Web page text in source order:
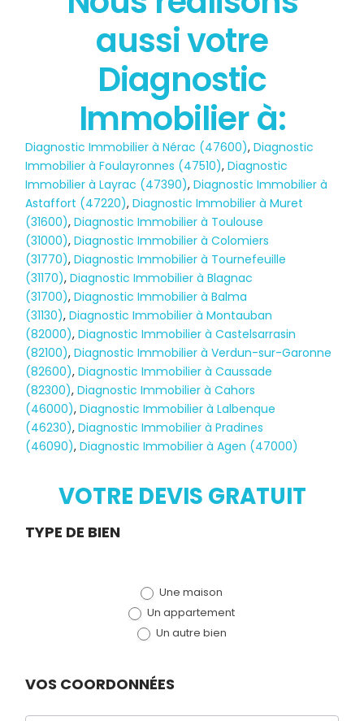
État des risques
POLLUTION
Diagnostic
TERMITES
aussi votre
Diagnostic
Immobilier à:
Diagnostic Immobilier à Nérac (47600),Diagnostic
Immobilier à Foulayronnes (47510),Diagnostic
Immobilier à Layrac (47390),Diagnostic Immobilier à
Astaffort (47220),Diagnostic Immobilier à Muret
(31600),Diagnostic Immobilier à Toulouse
(31000),Diagnostic Immobilier à Colomiers
(31770),Diagnostic Immobilier à Tournefeuille
(31170),Diagnostic Immobilier à Blagnac
(31700),Diagnostic Immobilier à Balma
(31130),Diagnostic Immobilier à Montauban
(82000),Diagnostic Immobilier à Castelsarrasin
(82100),Diagnostic Immobilier à Verdun-sur-Garonne
(82600),Diagnostic Immobilier à Caussade
(82300),Diagnostic Immobilier à Cahors
(46000),Diagnostic Immobilier à Lalbenque
(46230),Diagnostic Immobilier à Pradines
(46090),Diagnostic Immobilier à Agen (47000)
VOTRE DEVIS GRATUIT
Demande
TYPE DE BIEN
Une maison
Un appartement
Un autre bien
VOS COORDONNÉES